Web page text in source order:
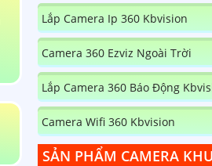
Lắp Camera Ip 360 Kbvision
Camera 360 Ezviz Ngoài Trời
Lắp Camera 360 Báo Động
Camera Wifi 360 Kbvision
SẢN PHẨM CAMERA